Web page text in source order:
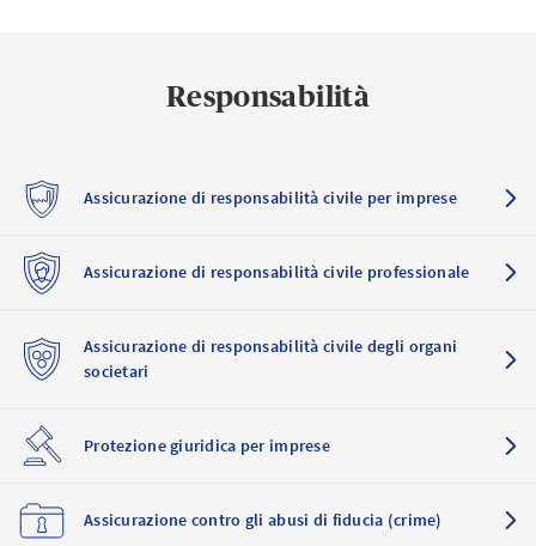
Responsabilità
Assicurazione di responsabilità civile per imprese
Assicurazione di responsabilità civile professionale
Assicurazione di responsabilità civile degli organi
societari
Protezione giuridica per imprese
Assicurazione contro gli abusi di fiducia (crime)